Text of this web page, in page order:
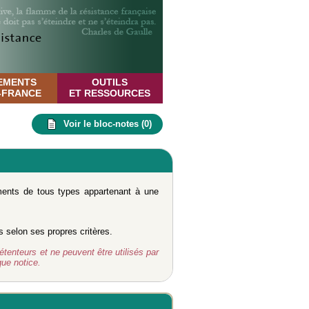
OUTILS
ET RESSOURCES
Voir le bloc-notes (0)
de tous types appartenant à une
selon ses propres critères.
et ne peuvent être utilisés par
notice.